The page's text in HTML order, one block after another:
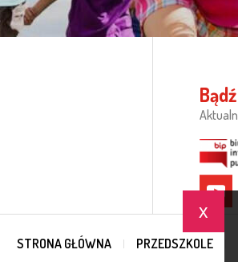
x
STRONA GŁÓWNA PRZEDSZKOLE